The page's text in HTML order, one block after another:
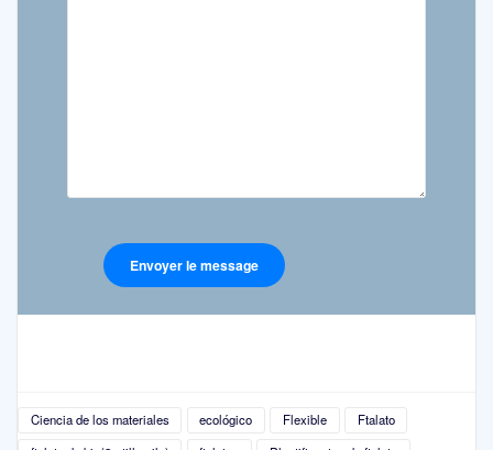
Ciencia de los materiales ecológico Flexible
Ftalato